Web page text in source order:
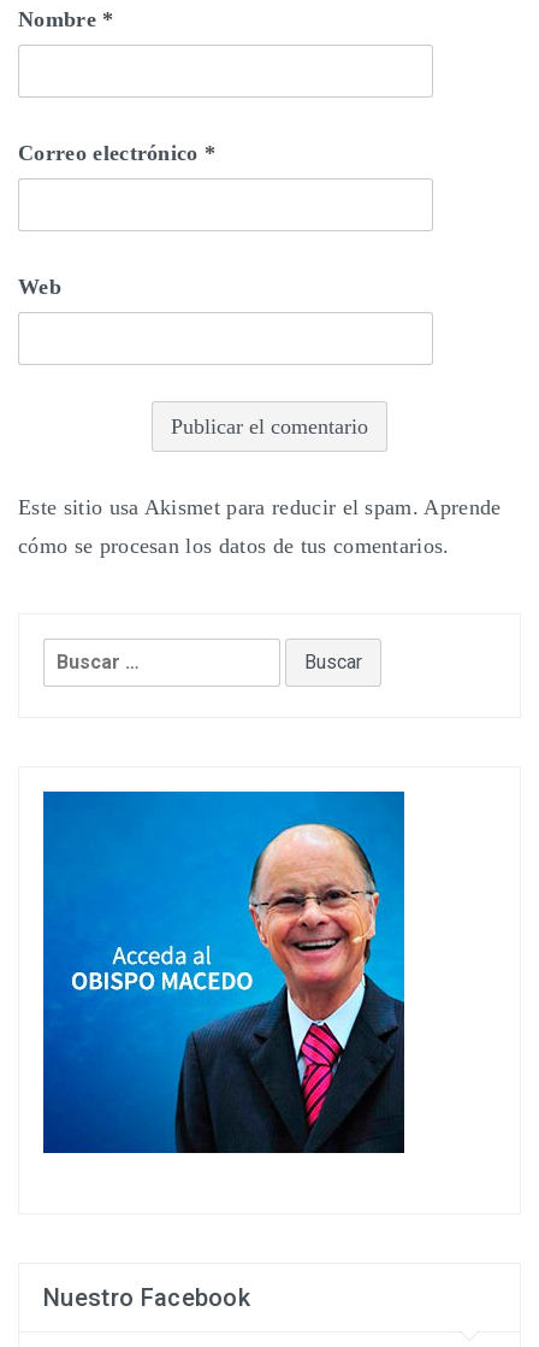
Nombre *
Correo electrónico *
Web
Este sitio usa Akismet para reducir el spam.Aprende
cómo se procesan los datos de tus comentarios.
Buscar:
Nuestro Facebook